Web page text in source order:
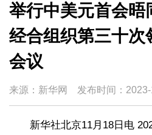
举行中美元首会晤
经合组织第三十次
会议
来源：新华网 发布时间：
新华社北京11月18日电